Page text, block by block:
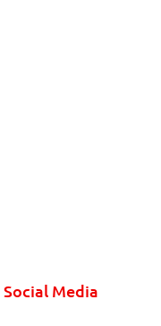
Social Media